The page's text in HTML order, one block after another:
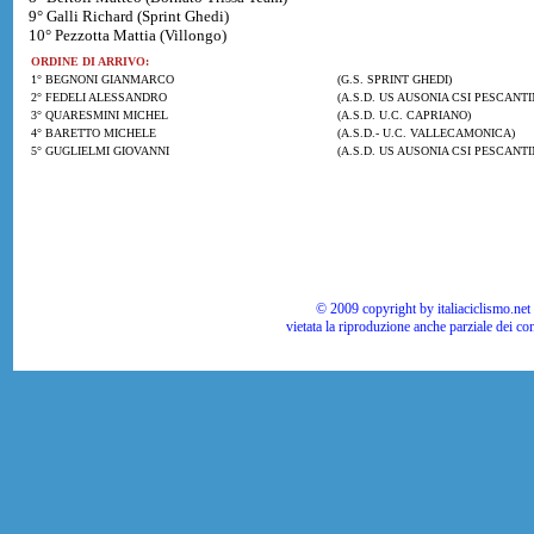
9° Galli Richard (Sprint Ghedi)
10° Pezzotta Mattia (Villongo)
ORDINE DI ARRIVO:
1° BEGNONI GIANMARCO
(G.S. SPRINT GHEDI)
2° FEDELI ALESSANDRO
(A.S.D. US AUSONIA CSI
3° QUARESMINI MICHEL
(A.S.D. U.C. CAPRIANO)
4° BARETTO MICHELE
(A.S.D.- U.C. VALLECAMONICA)
5° GUGLIELMI GIOVANNI
(A.S.D. US AUSONIA CSI
© 2009 copyright by
vietata la riproduzione anche parziale dei